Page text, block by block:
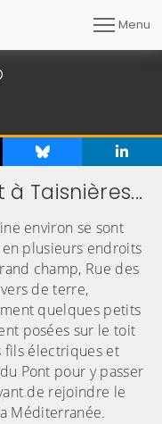
Menu
Taisnières...
environ se sont
plusieurs endroits
champ, Rue des
de terre,
quelques petits
posées sur le toit
fils électriques et
Pont pour y passer
de rejoindre le
Méditerranée.